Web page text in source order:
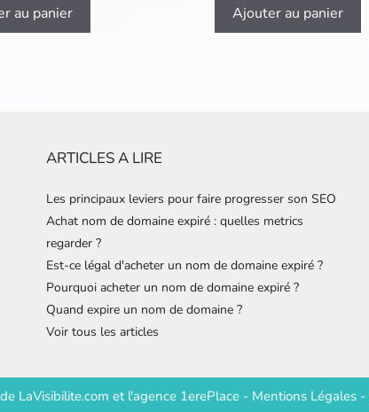
au panier Ajouter au panier
ARTICLES A LIRE
Les principaux leviers pour faire progresser son SEO
Achat nom de domaine expiré : quelles metrics
regarder ?
Est-ce légal d'acheter un nom de domaine expiré ?
Pourquoi acheter un nom de domaine expiré ?
Quand expire un nom de domaine ?
Voir tous les articles
LaVisibilite.com etl'agence 1erePlace - Mentions Légales -